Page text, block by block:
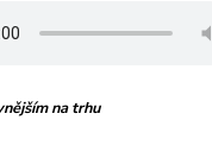
na trhu